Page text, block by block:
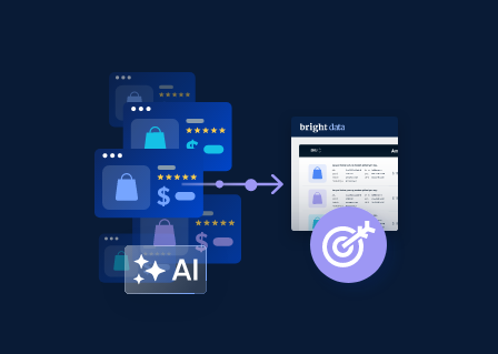
Collecting products by keyword search
Title, Seller name, Brand, Description, Initial
price, Currency, Availability, Reviews count, and
more.
2.1K+ 375+ 今すぐ始める